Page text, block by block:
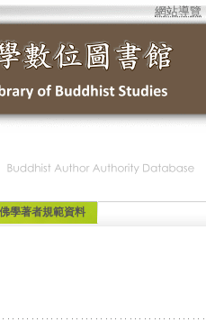
網站導覽
佛學著者規範資料